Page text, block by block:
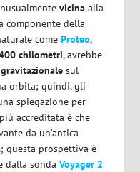
vicina alla
componente della
comeProteo,
chilometri, avrebbe
gravitazionale sul
orbita; quindi, gli
spiegazione per
accreditata è che
da un’antica
; questa prospettiva è
dalla sondaVoyager 2